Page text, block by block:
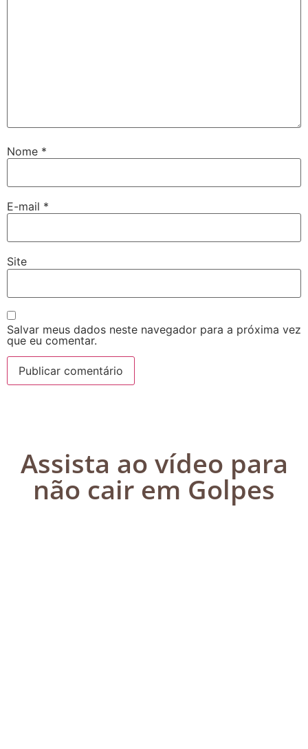
Nome *
E-mail *
Site
Salvar meus dados neste navegador para a próxima vez
que eu comentar.
Assista ao vídeo para
não cair em Golpes